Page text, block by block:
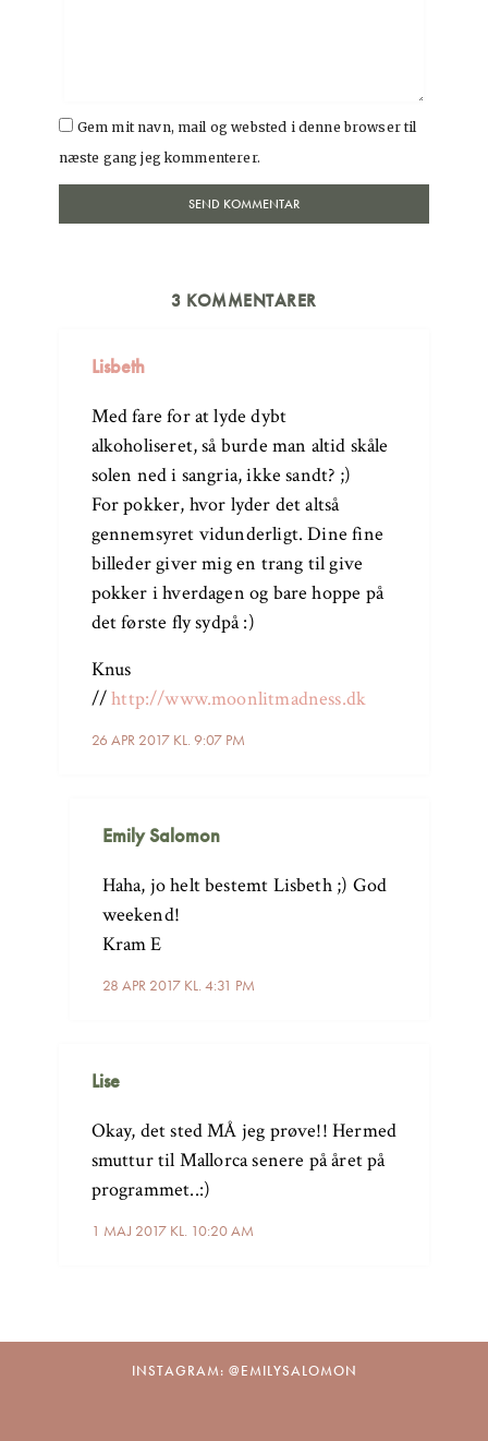
Gem mit navn, mail og websted i denne browser til
næste gang jeg kommenterer.
3 KOMMENTARER
Lisbeth
26 APR 2017 KL. 9:07 PM
Med fare for at lyde dybt
alkoholiseret, så burde man altid skåle
solen ned i sangria, ikke sandt? ;)
For pokker, hvor lyder det altså
gennemsyret vidunderligt. Dine fine
billeder giver mig en trang til give
pokker i hverdagen og bare hoppe på
det første fly sydpå :)
Knus
//http://www.moonlitmadness.dk
Emily Salomon
28 APR 2017 KL. 4:31 PM
Haha, jo helt bestemt Lisbeth ;) God
weekend!
Kram E
Lise
1 MAJ 2017 KL. 10:20 AM
Okay, det sted MÅ jeg prøve!! Hermed
smuttur til Mallorca senere på året på
programmet..:)
INSTAGRAM: @EMILYSALOMON